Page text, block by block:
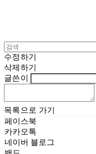
수정하기
삭제하기
글쓴이
목록으로 가기
페이스북
카카오톡
네이버 블로그